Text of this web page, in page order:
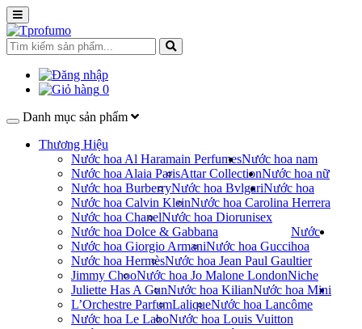
0
Danh mục sản phẩm
Thương Hiệu
Nước hoa Al Haramain Perfumes
Nước hoa Alaia ParisAttar Collection
Nước hoa BurberryNước hoa Bvlgari
Nước hoa Calvin KleinNước hoa Carolina Herrera
Nước hoa ChanelNước hoa Dior
Nước hoa Dolce & Gabbana
Nước hoa Giorgio ArmaniNước hoa Gucci
Nước hoa HermèsNước hoa Jean Paul Gaultier
Jimmy ChooNước hoa Jo Malone London
Juliette Has A GunNước hoa Kilian
L’Orchestre ParfumLaliqueNước hoa Lancôme
Nước hoa Le LaboNước hoa Louis Vuitton
Nước hoa nam
Nước hoa nữ
Nước hoa
unisex
Nước
hoa
Niche
Nước hoa Mini